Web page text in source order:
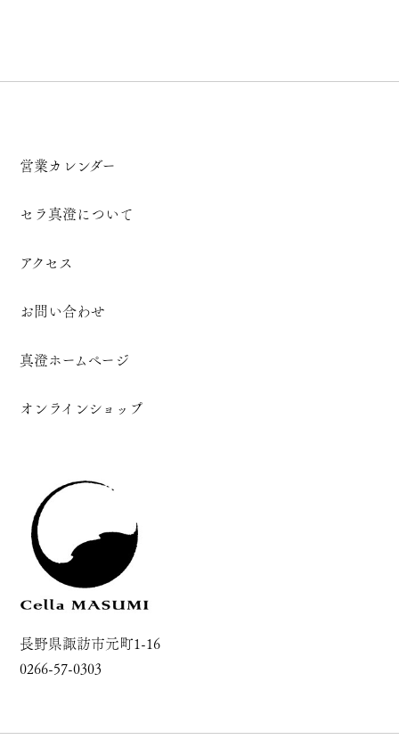
営業カレンダー
セラ真澄について
アクセス
お問い合わせ
真澄ホームページ
オンラインショップ
長野県諏訪市元町1-16
0266-57-0303